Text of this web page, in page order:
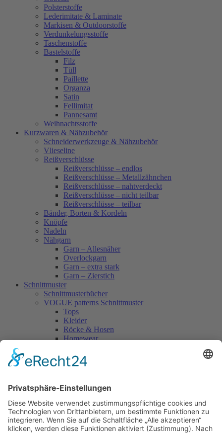
Polsterstoffe
Lederimitate & Laminate
Markisen & Outdoorstoffe
Verdunkelungsstoffe
Taschenstoffe
Bastelstoffe
Filz
Tüll
Paillette
Organza
Satin
Fellimitat
Pannesamt
Weihnachtsstoffe
Kurzwaren & Nähzubehör
Schneiderwerkzeuge & Nähzubehör
Vlieseline
Reißverschlüsse
Reißverschlüsse – endlos
Reißverschlüsse – Metallzähnchen
Reißverschlüsse – nahtverdeckt
Reißverschlüsse – nicht teilbar
Reißverschlüsse – teilbar
Bänder, Borten & Kordeln
Knöpfe
Nadeln
Nähgarn
Garn – Allesnäher
Overlockgarn
Garn – extra stark
Garn – Zierstich
Schnittmuster
Schnittmusterbücher
VOGUE patterns Schnittmuster
Tops
Kleider
Röcke & Hosen
Homewear
Vogue Vintage
Herren
Accessoires
Einzelschnittmuster Burda
Tops
Kleider
Röcke & Hosen
Homewear